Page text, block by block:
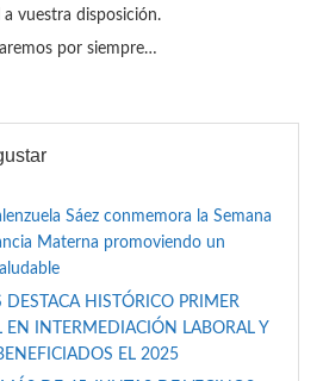
vuestra disposición.
por siempre…
Sáez conmemora la Semana
Materna promoviendo un
DESTACA HISTÓRICO PRIMER
EN INTERMEDIACIÓN LABORAL Y
EL 2025